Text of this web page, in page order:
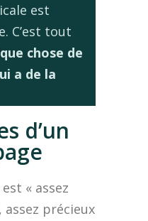
est
C’est tout
chose de
a de la
d’un
« assez
précieux